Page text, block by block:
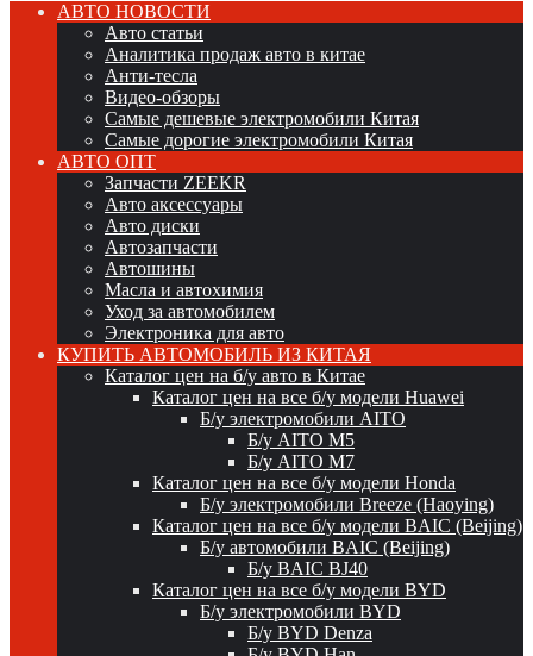
АВТО НОВОСТИ
Авто статьи
Аналитика продаж авто в китае
Анти-тесла
Видео-обзоры
Самые дешевые электромобили Китая
Самые дорогие электромобили Китая
АВТО ОПТ
Запчасти ZEEKR
Авто аксессуары
Авто диски
Автозапчасти
Автошины
Масла и автохимия
Уход за автомобилем
Электроника для авто
КУПИТЬ АВТОМОБИЛЬ ИЗ КИТАЯ
Каталог цен на б/у авто в Китае
Каталог цен на все б/у модели Huawei
Б/у электромобили AITO
Б/у AITO M5
Б/у AITO M7
Каталог цен на все б/у модели Honda
Б/у электромобили Breeze (Haoying)
Каталог цен на все б/у модели BAIC (Beijing)
Б/у автомобили BAIC (Beijing)
Б/у BAIC BJ40
Каталог цен на все б/у модели BYD
Б/у электромобили BYD
Б/у BYD Denza